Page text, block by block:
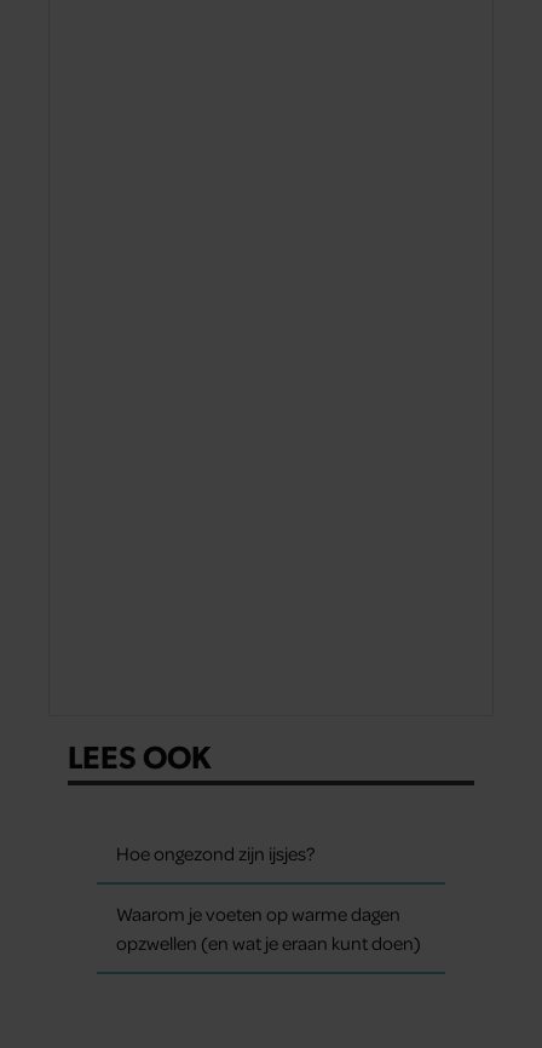
LEES OOK
Hoe ongezond zijn ijsjes?
Waarom je voeten op warme dagen
opzwellen (en wat je eraan kunt doen)